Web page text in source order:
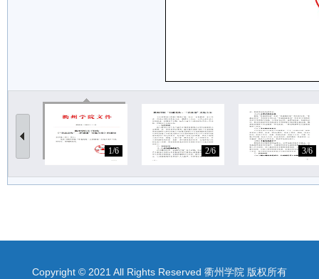
1/6 2/6 3/6
Copyright © 2021 All Rights Reserved 衢州学院 版权所有